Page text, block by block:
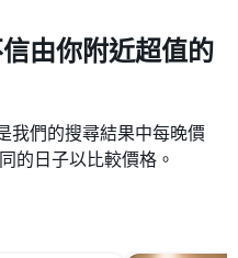
由你附近超值的
我們的搜尋結果中每晚價
的日子以比較價格。